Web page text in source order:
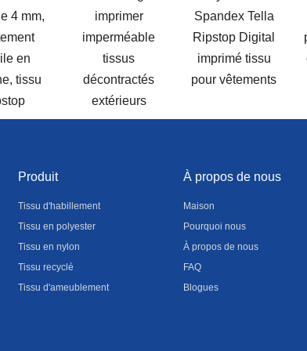
provenance de Chine
à poils » ?
du velours corail entièrement en polyester
Spandex Tella
Ripstop Digital
imprimé tissu
pour vêtements
peut être utilisé
pour une variété
de revêtements
de vêtements
Produit
Tissu d'habillement
Tissu en polyester
Tissu en nylon
Tissu recyclé
Tissu d'ameublement
À propos de nous
Maison
Pourquoi nous
À propos de nous
FAQ
Blogues